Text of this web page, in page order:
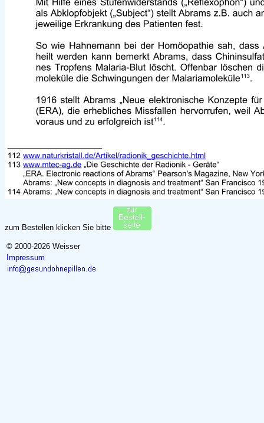
zum Bestellen klicken Sie bitte
© 2000-2026 Weisser
Impressum